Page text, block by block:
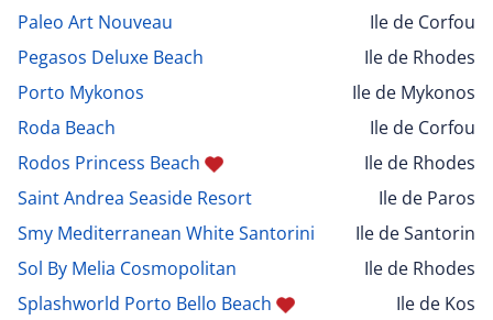
Paleo Art Nouveau
Ile de Corfou
Pegasos Deluxe Beach
Ile de Rhodes
Porto Mykonos
Ile de Mykonos
Roda Beach
Ile de Corfou
Rodos Princess Beach
Ile de Rhodes
Saint Andrea Seaside Resort
Ile de Paros
Smy Mediterranean White Santorini
Ile de Santorin
Sol By Melia Cosmopolitan
Ile de Rhodes
Splashworld Porto Bello Beach
Ile de Kos